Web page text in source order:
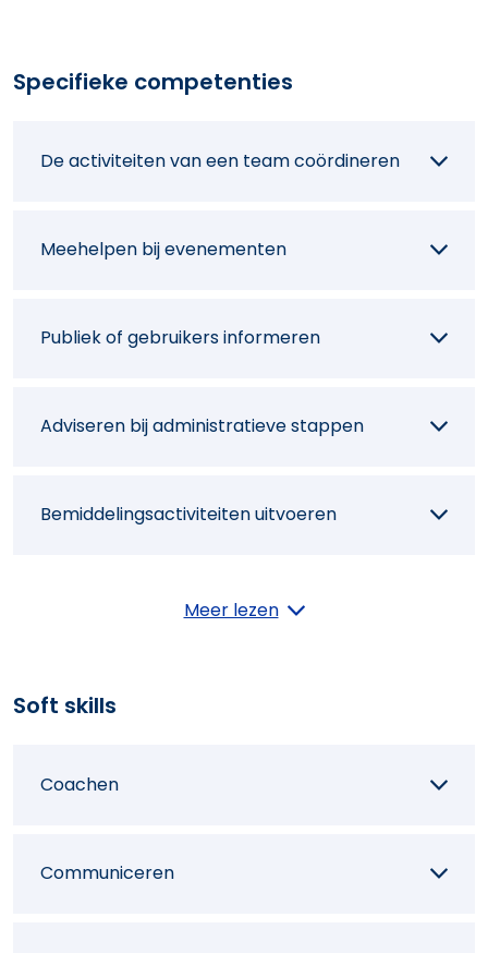
Een professioneel netwerk uitbouwen
Buurtcontacten en -initiatieven promoten
Specifieke competenties
De activiteiten van een team coördineren
Meehelpen bij evenementen
Publiek of gebruikers informeren
Adviseren bij administratieve stappen
Bemiddelingsactiviteiten uitvoeren
Veiligheids- en identiteitscontroles
Doorverwijzen naar partners
Meer lezen
Soft skills
Coachen
Communiceren